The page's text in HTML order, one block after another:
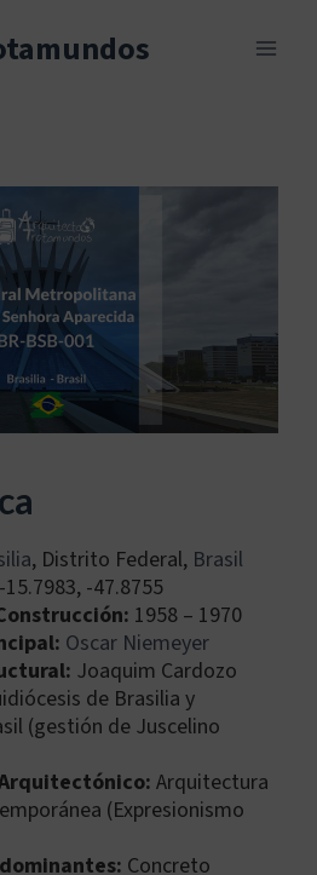
, Distrito Federal, Brasil
-15.7983, -47.8755
1958 – 1970
Oscar Niemeyer
Joaquim Cardozo
de Brasilia y
(gestión de Juscelino
Arquitectura
(Expresionismo
Concreto